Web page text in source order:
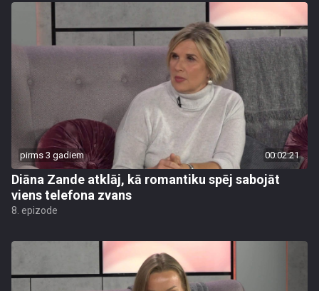
pirms 3 gadiem 00:02:21
Diāna Zande atklāj, kā romantiku spēj sabojāt
viens telefona zvans
8. epizode